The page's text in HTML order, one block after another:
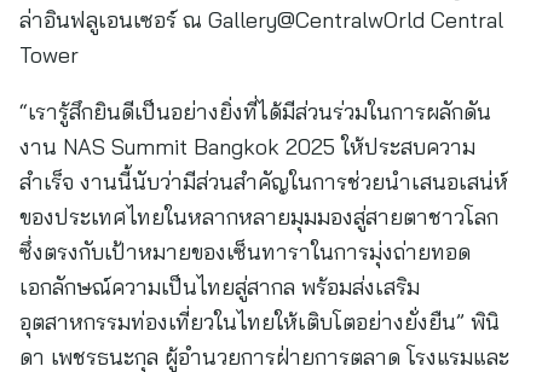
ล่าอินฟลูเอนเซอร์ ณ Gallery@CentralwOrld Central
Tower
“เรารู้สึกยินดีเป็นอย่างยิ่งที่ได้มีส่วนร่วมในการผลักดัน
งาน NAS Summit Bangkok 2025 ให้ประสบความ
สำเร็จ งานนี้นับว่ามีส่วนสำคัญในการช่วยนำเสนอเสน่ห์
ของประเทศไทยในหลากหลายมุมมองสู่สายตาชาวโลก
ซึ่งตรงกับเป้าหมายของเซ็นทาราในการมุ่งถ่ายทอด
เอกลักษณ์ความเป็นไทยสู่สากล พร้อมส่งเสริม
อุตสาหกรรมท่องเที่ยวในไทยให้เติบโตอย่างยั่งยืน” พินิ
ดา เพชรธนะกุล ผู้อำนวยการฝ่ายการตลาด โรงแรมและ